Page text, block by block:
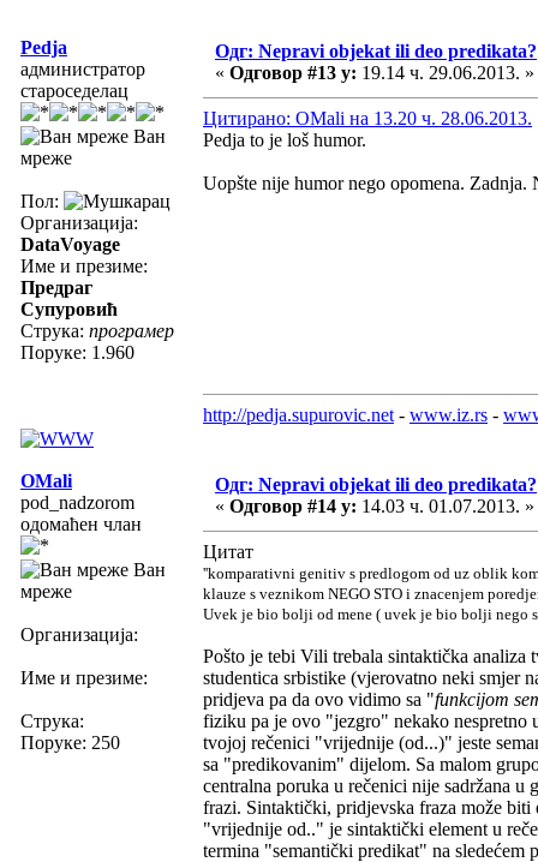
Pedja
администратор
староседелац
Ван
мреже
Пол:
Организација:
DataVoyage
Име и презиме:
Предраг
Супуровић
Струка: програмер
Поруке: 1.960
Одг: Nepravi objekat ili deo predikata?
« Одговор #13 у: 19.14 ч. 29.06.2013. »
Цитирано: OMali на 13.20 ч. 28.06.2013.
Pedja to je loš humor.
Uopšte nije humor nego opomena. Zadnja.
http://pedja.supurovic.net - www.iz.rs -
OMali
pod_nadzorom
одомаћен члан
Ван
мреже
Организација:
Име и презиме:
Струка:
Поруке: 250
Одг: Nepravi objekat ili deo predikata?
« Одговор #14 у: 14.03 ч. 01.07.2013. »
Цитат
''komparativni genitiv s predlogom od uz oblik
klauze s veznikom NEGO STO i znacenjem
Uvek je bio bolji od mene ( uvek je bio bolji nego
Pošto je tebi Vili trebala sintaktička analiza
studentica srbistike (vjerovatno neki smjer
pridjeva pa da ovo vidimo sa "funkcijom
fiziku pa je ovo "jezgro" nekako
tvojoj rečenici "vrijednije (od...)" jeste
sa "predikovanim" dijelom. Sa malom
centralna poruka u rečenici nije sadržana
frazi. Sintaktički, pridjevska fraza može
"vrijednije od.." je sintaktički element u
termina "semantički predikat" na sledećem